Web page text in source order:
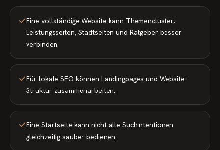
Eine vollständige Website kann Themencluster,
Leistungsseiten, Stadtseiten und Ratgeber besser
verbinden.
Für lokale SEO können Landingpages und Website-
Struktur zusammenarbeiten.
Eine Startseite kann nicht alle Suchintentionen
gleichzeitig sauber bedienen.